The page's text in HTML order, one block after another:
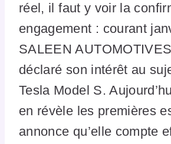
réel, il faut y voir la
engagement : courant
SALEEN
déclaré son intérêt au
Tesla Model S.
en révèle les premières
annonce qu’elle compte